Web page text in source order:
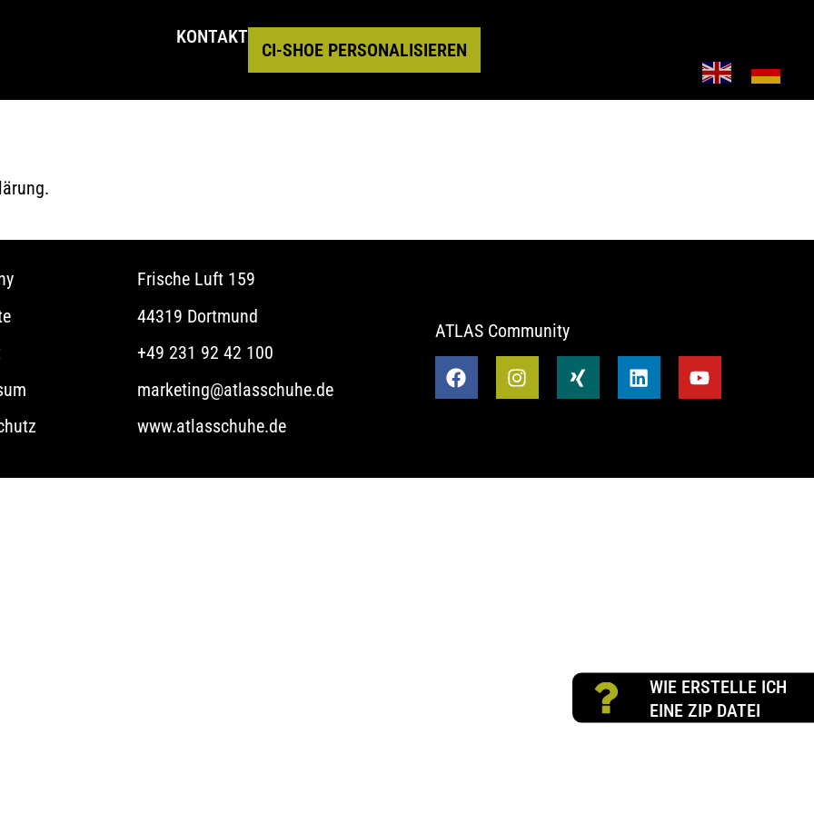
KONTAKT
CI-SHOE PERSONALISIEREN
WIE ERSTELLE ICH
EINE ZIP DATEI
Frische Luft 159
44319 Dortmund
+49 231 92 42 100
marketing@atlasschuhe.de
www.atlasschuhe.de